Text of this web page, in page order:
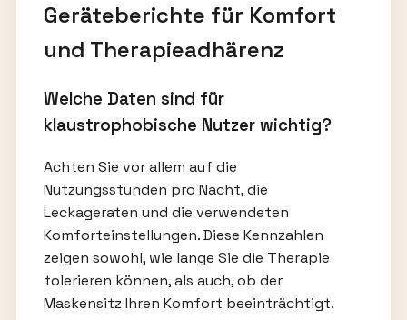
Geräteberichte für Komfort
und Therapieadhärenz
Welche Daten sind für
klaustrophobische Nutzer wichtig?
Achten Sie vor allem auf die
Nutzungsstunden pro Nacht, die
Leckageraten und die verwendeten
Komforteinstellungen. Diese Kennzahlen
zeigen sowohl, wie lange Sie die Therapie
tolerieren können, als auch, ob der
Maskensitz Ihren Komfort beeinträchtigt.